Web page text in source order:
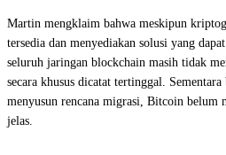
Martin mengklaim bahwa meskipun
tersedia dan menyediakan solusi yang
seluruh jaringan blockchain masih tidak
secara khusus dicatat tertinggal.
menyusun rencana migrasi, Bitcoin belum
jelas.